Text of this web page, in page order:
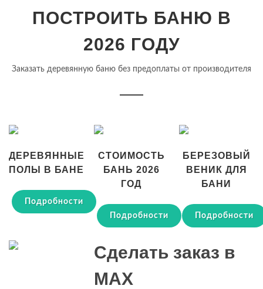
ПОСТРОИТЬ БАНЮ В
2026 ГОДУ
Заказать деревянную баню без предоплаты от производителя
ДЕРЕВЯННЫЕ
ПОЛЫ В БАНЕ
Подробности
СТОИМОСТЬ
БАНЬ 2026
ГОД
Подробности
БЕРЕЗОВЫЙ
ВЕНИК ДЛЯ
БАНИ
Подробности
Сделать заказ в
MAX